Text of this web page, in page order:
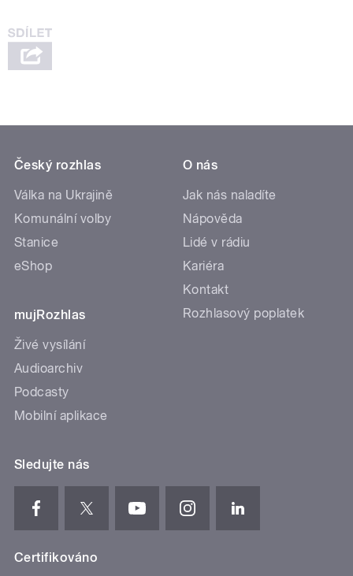
Český rozhlas
Válka na Ukrajině
Komunální volby
Stanice
eShop
mujRozhlas
Živé vysílání
Audioarchiv
Podcasty
Mobilní aplikace
O nás
Jak nás naladíte
Nápověda
Lidé v rádiu
Kariéra
Kontakt
Rozhlasový poplatek
Sledujte nás
Certifikováno